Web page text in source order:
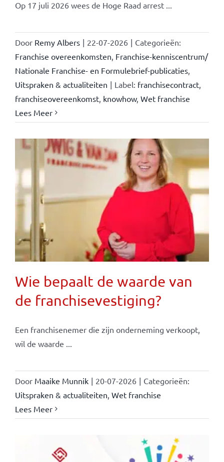
Op 17 juli 2026 wees de Hoge Raad arrest ...
Door Remy Albers | 22-07-2026 | Categorieën:
Franchise overeenkomsten, Franchise-kenniscentrum/
Nationale Franchise- en Formulebrief-publicaties,
Uitspraken & actualiteiten | Label: franchisecontract,
franchiseovereenkomst, knowhow, Wet franchise
Lees Meer
Wie bepaalt de waarde van
de franchisevestiging?
Een franchisenemer die zijn onderneming verkoopt,
wil de waarde ...
Door Maaike Munnik | 20-07-2026 | Categorieën:
Uitspraken & actualiteiten, Wet franchise
Lees Meer